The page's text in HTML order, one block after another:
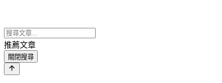
推薦文章
關閉搜尋